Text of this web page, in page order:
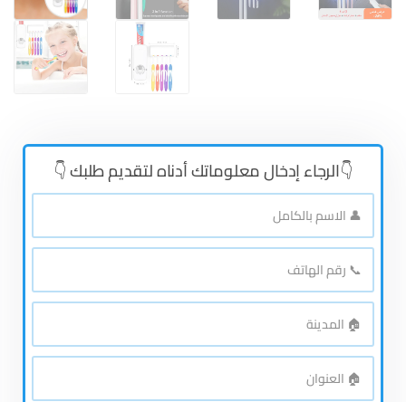
👇الرجاء إدخال معلوماتك أدناه لتقديم طلبك 👇
👤
الاسم
بالكامل*
📞
رقم
الهاتف*
🏠
المدينة*
🏠
العنوان*